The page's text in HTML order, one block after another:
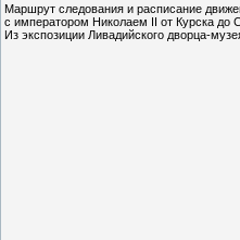
Маршрут следования и расписание
с императором Николаем II от Курска до
Из экспозиции Ливадийского дворца-